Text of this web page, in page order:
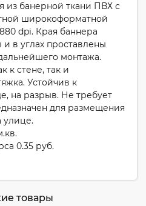
из банерной ткани ПВХ с
широкоформатной
dpi. Края баннера
в углах проставлены
монтажа.
к стене, так и
Устойчив к
на разрыв. Не требует
для размещения
улице.
0.35 руб.
товары